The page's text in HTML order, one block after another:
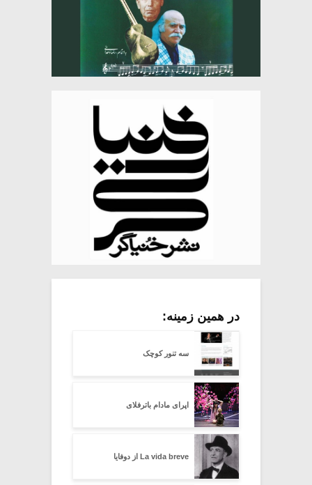
در همین زمینه:
سه تنور کوچک
اپرای مادام باترفلای
La vida breve از دوفایا